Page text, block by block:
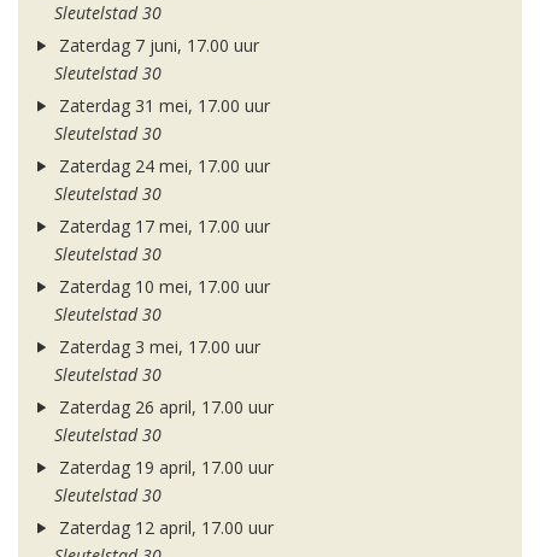
Sleutelstad 30
Zaterdag 7 juni, 17.00 uur
Sleutelstad 30
Zaterdag 31 mei, 17.00 uur
Sleutelstad 30
Zaterdag 24 mei, 17.00 uur
Sleutelstad 30
Zaterdag 17 mei, 17.00 uur
Sleutelstad 30
Zaterdag 10 mei, 17.00 uur
Sleutelstad 30
Zaterdag 3 mei, 17.00 uur
Sleutelstad 30
Zaterdag 26 april, 17.00 uur
Sleutelstad 30
Zaterdag 19 april, 17.00 uur
Sleutelstad 30
Zaterdag 12 april, 17.00 uur